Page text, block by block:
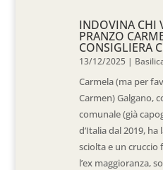
INDOVINA CHI
PRANZO
CONSIGLIERA
13/12/2025 |
Carmela (ma per
Carmen) Galgano,
comunale (già
d’Italia dal 2019,
sciolta e un cruccio
l’ex maggioranza,